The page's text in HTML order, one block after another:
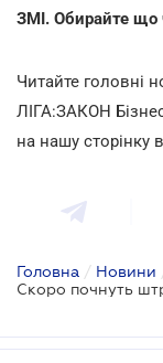
ЗМІ. Обирайте що
Читайте головні
ЛІГА:ЗАКОН
на нашу сторінку в
Головна / Новини